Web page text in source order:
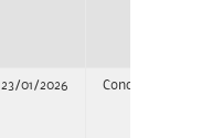
23/01/2026 Concurso